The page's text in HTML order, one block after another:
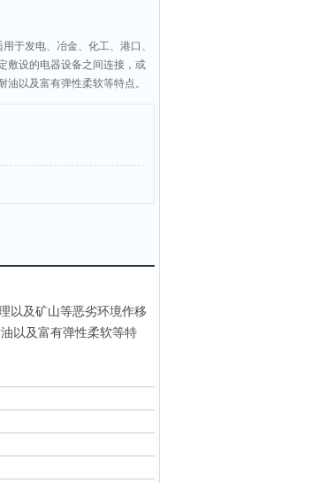
于发电、冶金、化工、港口、
敷设的电器设备之间连接，或
以及富有弹性柔软等特点。
以及矿山等恶劣环境作移
以及富有弹性柔软等特